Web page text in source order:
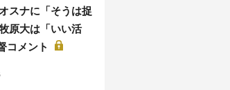
スナに「そうは捉
原大は「いい活
コメント